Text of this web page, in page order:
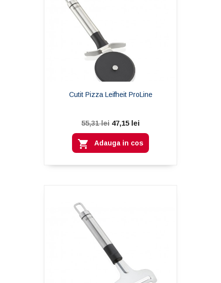
Cutit Pizza Leifheit ProLine
55,31 lei 47,15 lei
 Adauga in cos